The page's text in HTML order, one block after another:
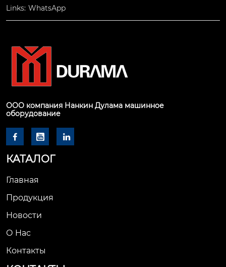
Links: WhatsApp
ООО компания Нанкин Дулама машинное
оборудование
  
КАТАЛОГ
Главная
Продукция
Новости
О Hас
Контакты